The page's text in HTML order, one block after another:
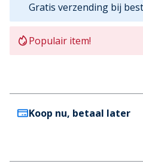
Gratis verzending bij
Populair item!
Koop nu, betaal later